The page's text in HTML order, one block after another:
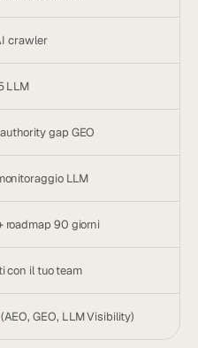
crawler
LLM
gap GEO
LLM
roadmap 90 giorni
con il tuo team
GEO, LLM Visibility)